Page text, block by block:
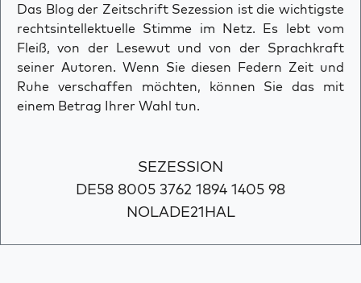
Das Blog der Zeitschrift Sezession ist die wichtigste
rechtsintellektuelle Stimme im Netz. Es lebt vom
Fleiß, von der Lesewut und von der Sprachkraft
seiner Autoren. Wenn Sie diesen Federn Zeit und
Ruhe verschaffen möchten, können Sie das mit
einem Betrag Ihrer Wahl tun.
SEZESSION
DE58 8005 3762 1894 1405 98
NOLADE21HAL